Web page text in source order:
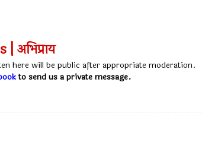
अभिप्राय
here will be public after appropriate moderation.
to send us a private message.